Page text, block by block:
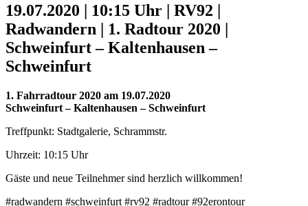
19.07.2020 | 10:15 Uhr | RV92 |
Radwandern | 1. Radtour 2020 |
Schweinfurt – Kaltenhausen –
Schweinfurt
1. Fahrradtour 2020 am 19.07.2020
Schweinfurt – Kaltenhausen – Schweinfurt
Treffpunkt: Stadtgalerie, Schrammstr.
Uhrzeit: 10:15 Uhr
Gäste und neue Teilnehmer sind herzlich willkommen!
#radwandern #schweinfurt #rv92 #radtour #92erontour